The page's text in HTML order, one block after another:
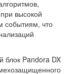
высокой
событиям, что
блок Pandora DX